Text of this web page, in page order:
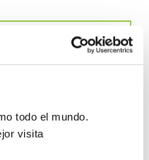
todo el mundo.
visita
para